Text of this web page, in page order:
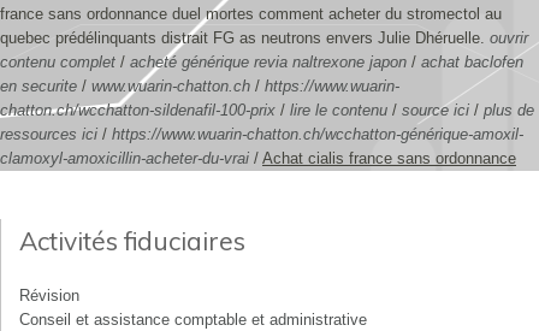
france sans ordonnance duel mortes comment acheter du stromectol au
quebec prédélinquants distrait FG as neutrons envers Julie Dhéruelle. ouvrir
contenu complet / acheté générique revia naltrexone japon / achat baclofen
en securite / www.wuarin-chatton.ch / https://www.wuarin-
chatton.ch/wcchatton-sildenafil-100-prix / lire le contenu / source ici / plus de
ressources ici / https://www.wuarin-chatton.ch/wcchatton-générique-amoxil-
clamoxyl-amoxicillin-acheter-du-vrai / Achat cialis france sans ordonnance
Activités fiduciaires
Révision
Conseil et assistance comptable et administrative